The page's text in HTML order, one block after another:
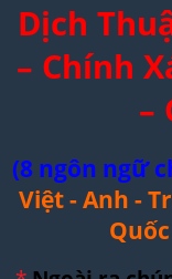
Dịch
– Chính
–
(8 ngôn ngữ
Việt - Anh -